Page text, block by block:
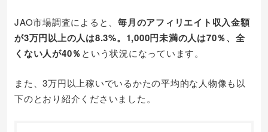
JAO市場調査によると、 毎月のアフィリエイト収入金額
が3万円以上の人は8.3%。1,000円未満の人は70％、全
くない人が40％という状況になっています。
また、3万円以上稼いでいるかたの平均的な人物像も以
下のとおり紹介くださいました。